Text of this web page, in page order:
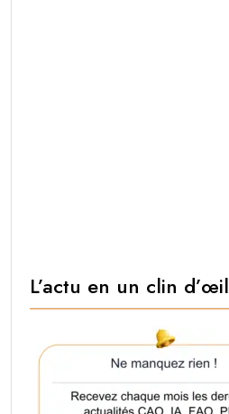
L’actu en un clin d’œil